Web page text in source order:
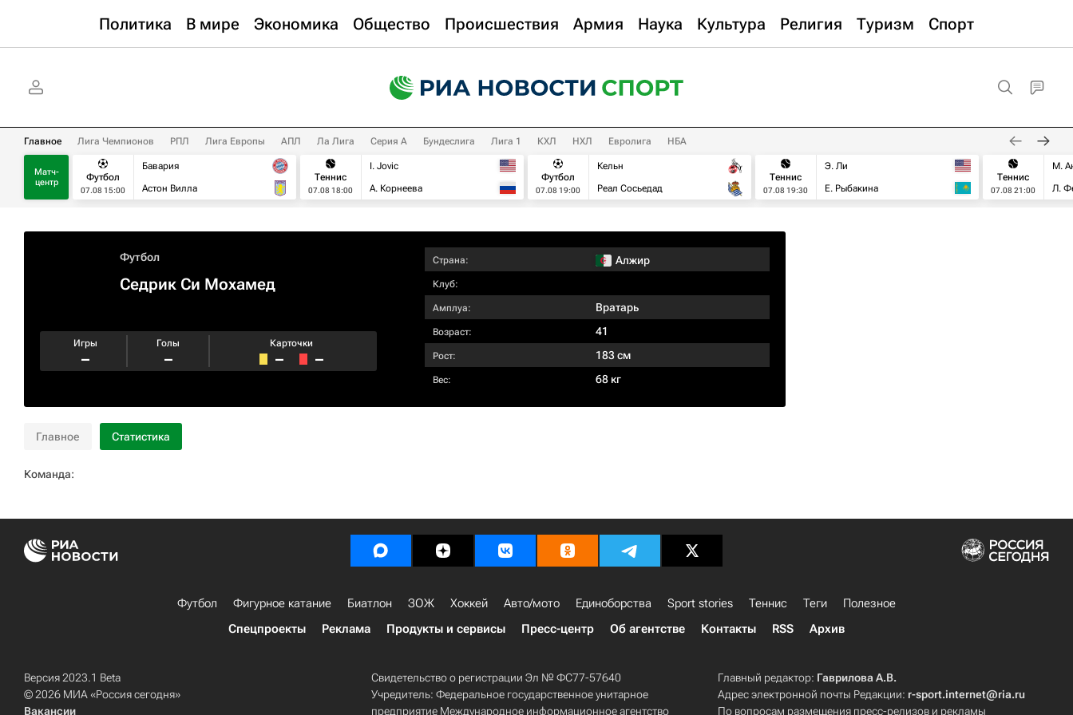
Политика В мире Экономика Общество Происшествия Армия Наука Культура Религия Туризм Спорт
Главное Лига Чемпионов РПЛ Лига Европы АПЛ Ла Лига Серия А Бундеслига Лига 1 КХЛ НХЛ Евролига НБА
Матч-
центр
Футбол
07.08 15:00
Бавария
Астон Вилла
Теннис
07.08 18:00
I. Jovic
А. Корнеева
Футбол
07.08 19:00
Кельн
Реал Сосьедад
Теннис
07.08 19:30
Э. Ли
Е. Рыбакина
Теннис
07.08 21:00
М.
Л.
Футбол
Седрик Си Мохамед
Игры
–
Голы
–
Карточки
– –
Страна: Алжир
Клуб:
Амплуа: Вратарь
Возраст: 41
Рост: 183 см
Вес: 68 кг
Главное Статистика
Команда:
Футбол Фигурное катание Биатлон ЗОЖ Хоккей Авто/мото Единоборства Sport stories Теннис Теги
Полезное
Спецпроекты
Реклама Продукты и сервисы Пресс-центр Об агентстве Контакты RSS Архив
Версия 2023.1 Beta
© 2026 МИА «Россия сегодня»
Вакансии
Свидетельство о регистрации Эл № ФС77-57640
Учредитель: Федеральное государственное унитарное
предприятие Международное информационное агентство
Главный редактор: Гаврилова А.В.
Адрес электронной почты Редакции: r-sport.internet@ria.ru
По вопросам размещения пресс-релизов и рекламы